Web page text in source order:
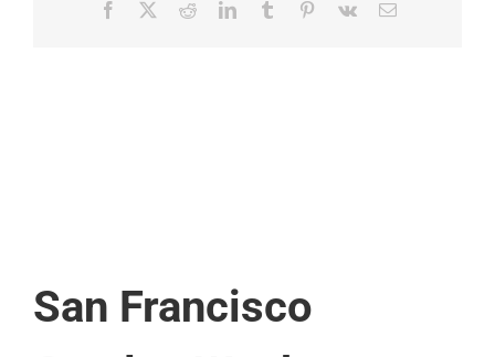
Facebook RedditLinkedInTumblr Pinterest
Vk Email:
San Francisco